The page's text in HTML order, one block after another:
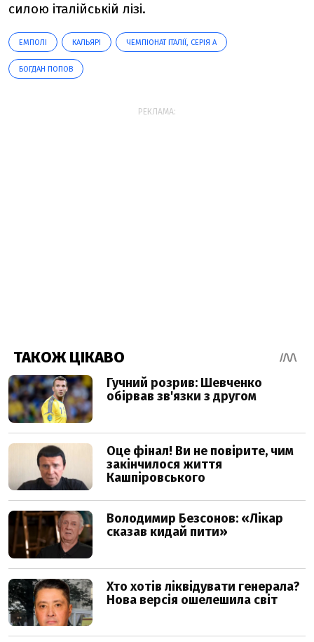
силою італійській лізі.
ЕМПОЛІ КАЛЬЯРІ ЧЕМПІОНАТ ІТАЛІЇ, СЕРІЯ А
БОГДАН ПОПОВ
РЕКЛАМА: